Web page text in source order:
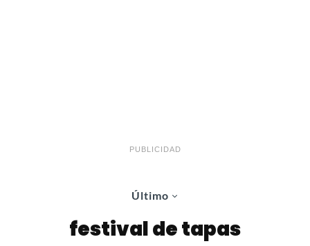
PUBLICIDAD
Último
festival de tapas